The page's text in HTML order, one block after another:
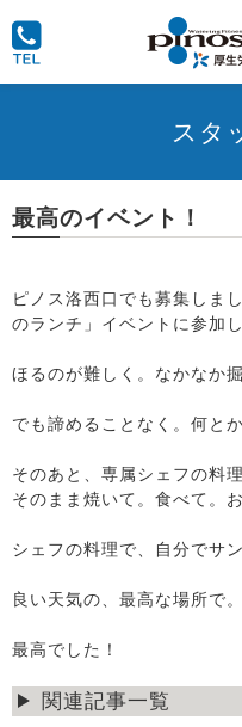
スタ
最高のイベント！
ピノス洛西口でも募集しま
のランチ」イベントに参加
ほるのが難しく。なかなか掘
でも諦めることなく。何とか
そのあと、専属シェフの料
そのまま焼いて。食べて。お
シェフの料理で、自分でサ
良い天気の、最高な場所で。
最高でした！
関連記事一覧